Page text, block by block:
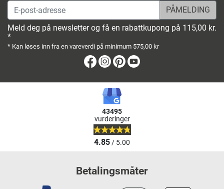
E-post-adresse
Meld deg på newsletter og få en rabattkupong på 115,00 kr.
*
* Kan løses inn fra en vareverdi på minimum 575,00 kr
Facebook
Instagram
Pinterest
43495
vurderinger
4.85/ 5.00
Betalingsmåter